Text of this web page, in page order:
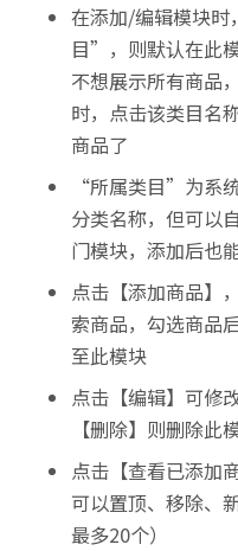
在添加/编辑模块
目”，则默认在此
不想展示所有商品
时，点击该类目名
商品了
“所属类目”为系
分类名称，但可以
门模块，添加后也
点击【添加商品】
索商品，勾选商品
至此模块
点击【编辑】可修
【删除】则删除此
点击【查看已添加
可以置顶、移除、
最多20个）